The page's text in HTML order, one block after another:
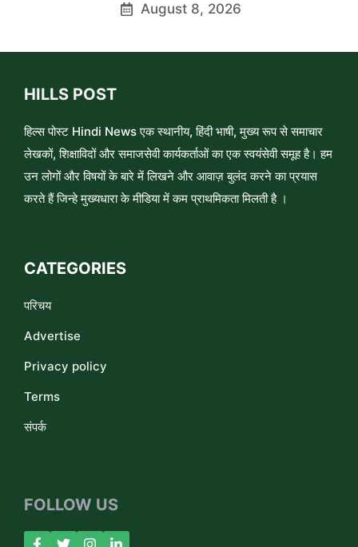
August 8, 2026
HILLS POST
हिल्स पोस्ट Hindi News एक स्थानीय, हिंदी भाषी, मुख्य रूप से समाचार
लेखकों, शिक्षाविदों और समाजसेवी कार्यकर्ताओं का एक स्वयंसेवी समूह है। हम
उन लोगों और विषयों के बारे में लिखने और आवाज़ बुलंद करने का प्रयास
करते हैं जिन्हे मुख्यधारा के मीडिया में कम प्राथमिकता मिलती है ।
CATEGORIES
परिचय
Advertise
Privacy policy
Terms
संपर्क
FOLLOW US